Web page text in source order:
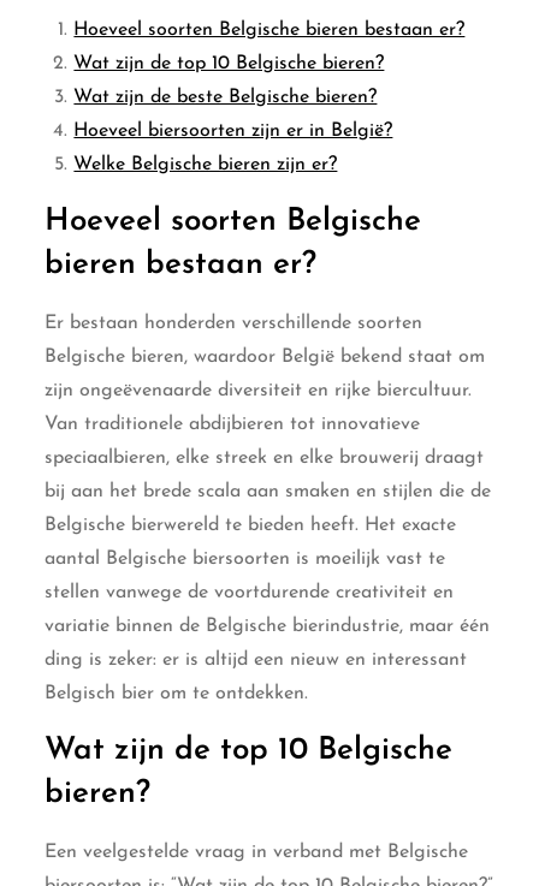
Hoeveel soorten Belgische bieren bestaan er?
Wat zijn de top 10 Belgische bieren?
Wat zijn de beste Belgische bieren?
Hoeveel biersoorten zijn er in België?
Welke Belgische bieren zijn er?
Hoeveel soorten Belgische
bieren bestaan er?
Er bestaan honderden verschillende soorten
Belgische bieren, waardoor België bekend staat om
zijn ongeëvenaarde diversiteit en rijke biercultuur.
Van traditionele abdijbieren tot innovatieve
speciaalbieren, elke streek en elke brouwerij draagt
bij aan het brede scala aan smaken en stijlen die de
Belgische bierwereld te bieden heeft. Het exacte
aantal Belgische biersoorten is moeilijk vast te
stellen vanwege de voortdurende creativiteit en
variatie binnen de Belgische bierindustrie, maar één
ding is zeker: er is altijd een nieuw en interessant
Belgisch bier om te ontdekken.
Wat zijn de top 10 Belgische
bieren?
Een veelgestelde vraag in verband met Belgische